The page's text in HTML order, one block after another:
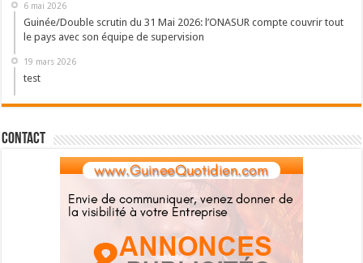
6 mai 2026
Guinée/Double scrutin du 31 Mai 2026: l’ONASUR compte couvrir tout
le pays avec son équipe de supervision
19 mars 2026
test
Contact